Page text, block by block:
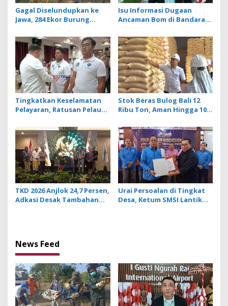
Gagal Diselundupkan ke
Jawa, 284 Ekor Burung
Dilepasliarkan Cegah
Ancaman Penyakit
Isu Informasi Dugaan
Ancaman Bom di Bandara
Benar, Operasional
Penerbangan Lancar
Tingkatkan Keselamatan
Pelayaran, Ratusan Pelaut
dan JMPR
Stok Beras Bulog Bali 12
Ribu Ton, Aman Hingga 10
TKD 2026 Anjlok 24,7 Persen,
Adkasi Desak Tambahan
Urai Persoalan di Tingkat
Desa, Ketum SMSI Lantik
News Feed